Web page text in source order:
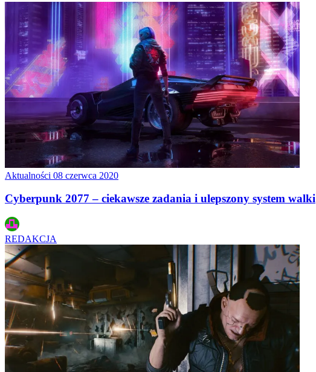
Aktualności 08 czerwca 2020
Cyberpunk 2077 – ciekawsze zadania i ulepszony system walki
REDAKCJA